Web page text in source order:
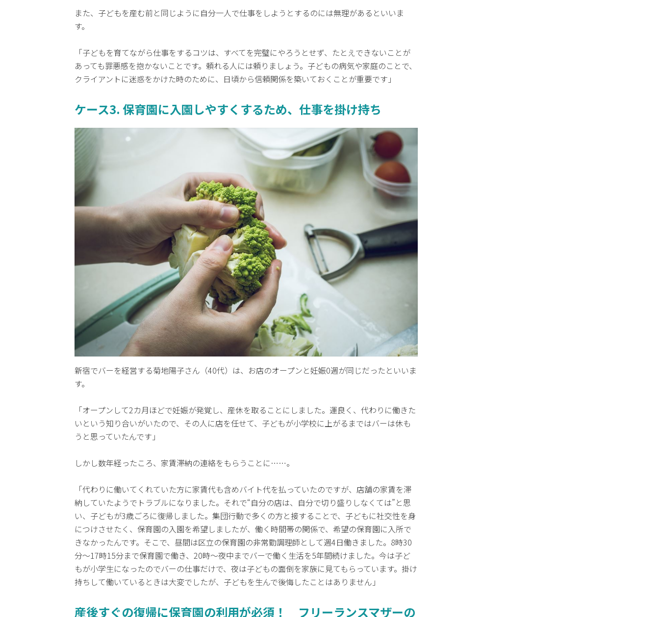
また、子どもを産む前と同じように自分一人で仕事をしようとするのには無理があるといいま
す。
「子どもを育てながら仕事をするコツは、すべてを完璧にやろうとせず、たとえできないことが
あっても罪悪感を抱かないことです。頼れる人には頼りましょう。子どもの病気や家庭のことで、
クライアントに迷惑をかけた時のために、日頃から信頼関係を築いておくことが重要です」
ケース3. 保育園に入園しやすくするため、仕事を掛け持ち
新宿でバーを経営する菊地陽子さん（40代）は、お店のオープンと妊娠0週が同じだったといいま
す。
「オープンして2カ月ほどで妊娠が発覚し、産休を取ることにしました。運良く、代わりに働きた
いという知り合いがいたので、その人に店を任せて、子どもが小学校に上がるまではバーは休も
うと思っていたんです」
しかし数年経ったころ、家賃滞納の連絡をもらうことに……。
「代わりに働いてくれていた方に家賃代も含めバイト代を払っていたのですが、店舗の家賃を滞
納していたようでトラブルになりました。それで“自分の店は、自分で切り盛りしなくては”と思
い、子どもが3歳ごろに復帰しました。集団行動で多くの方と接することで、子どもに社交性を身
につけさせたく、保育園の入園を希望しましたが、働く時間帯の関係で、希望の保育園に入所で
きなかったんです。そこで、昼間は区立の保育園の非常勤調理師として週4日働きました。8時30
分～17時15分まで保育園で働き、20時～夜中までバーで働く生活を5年間続けました。今は子ど
もが小学生になったのでバーの仕事だけで、夜は子どもの面倒を家族に見てもらっています。掛け
持ちして働いているときは大変でしたが、子どもを生んで後悔したことはありません」
産後すぐの復帰に保育園の利用が必須！ フリーランスマザーの